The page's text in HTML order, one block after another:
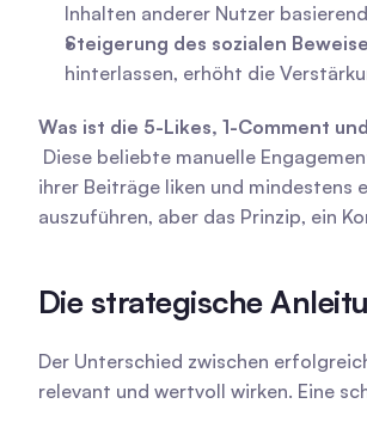
Inhalten anderer Nutzer
Steigerung des sozialen
hinterlassen, erhöht die
Was ist die 5-Likes, 1-Comment
ihrer Beiträge liken und mindestens
auszuführen, aber das Prinzip, ein
Die strategische
Der Unterschied zwischen
relevant und wertvoll wirken. Eine